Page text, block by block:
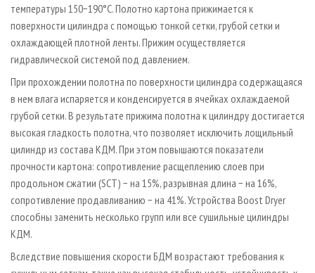
температуры 150−190°С. Полотно картона прижимается к
поверхности цилиндра с помощью тонкой сетки, грубой сетки и
охлаждающей плотной ленты. Прижим осуществляется
гидравлической системой под давлением.
При прохождении полотна по поверхности цилиндра содержащаяся
в нем влага испаряется и конденсируется в ячейках охлаждаемой
грубой сетки. В результате прижима полотна к цилиндру достигается
высокая гладкость полотна, что позволяет исключить лощильный
цилиндр из состава КДМ. При этом повышаются показатели
прочности картона: сопротивление расщеплению слоев при
продольном сжатии (SCT) − на 15%, разрывная длина − на 16%,
сопротивление продавливанию − на 41%. Устройства Boost Dryer
способны заменить несколько групп или все сушильные цилиндры
КДМ.
Вследствие повышения скорости БДМ возрастают требования к